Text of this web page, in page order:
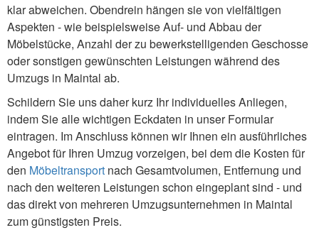
klar abweichen. Obendrein hängen sie von vielfältigen
Aspekten - wie beispielsweise Auf- und Abbau der
Möbelstücke, Anzahl der zu bewerkstelligenden Geschosse
oder sonstigen gewünschten Leistungen während des
Umzugs in Maintal ab.
Schildern Sie uns daher kurz Ihr individuelles Anliegen,
indem Sie alle wichtigen Eckdaten in unser Formular
eintragen. Im Anschluss können wir Ihnen ein ausführliches
Angebot für Ihren Umzug vorzeigen, bei dem die Kosten für
den Möbeltransport nach Gesamtvolumen, Entfernung und
nach den weiteren Leistungen schon eingeplant sind - und
das direkt von mehreren Umzugsunternehmen in Maintal
zum günstigsten Preis.